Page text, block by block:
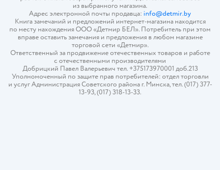
из выбранного магазина.
Адрес электронной почты продавца: info@detmir.by
Книга замечаний и предложений интернет-магазина находится
по месту нахождения ООО «Детмир БЕЛ». Потребитель при этом
вправе оставить замечания и предложения в любом магазине
торговой сети «Детмир».
Ответственный за продвижение отечественных товаров и работе
с отечественными производителями
Добрицкий Павел Валерьевич тел. +375173970001 доб.213
Уполномоченный по защите прав потребителей: отдел торговли
и услуг Администрация Советского района г. Минска, тел. (017) 377-
13-93, (017) 318-13-33.